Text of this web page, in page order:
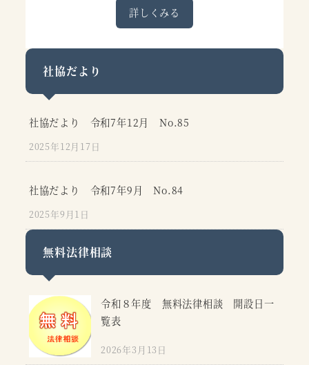
詳しくみる
社協だより
社協だより 令和7年12月 No.85
2025年12月17日
社協だより 令和7年9月 No.84
2025年9月1日
無料法律相談
令和８年度 無料法律相談 開設日一
覧表
2026年3月13日